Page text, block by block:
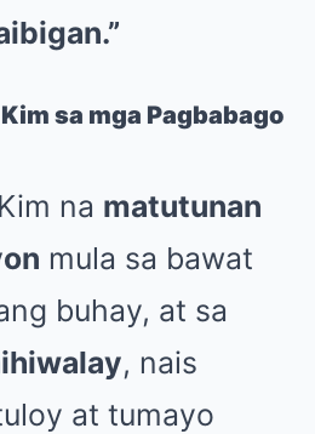
sa mga Pagbabago
na matutunan
mula sa bawat
buhay, at sa
, nais
at tumayo